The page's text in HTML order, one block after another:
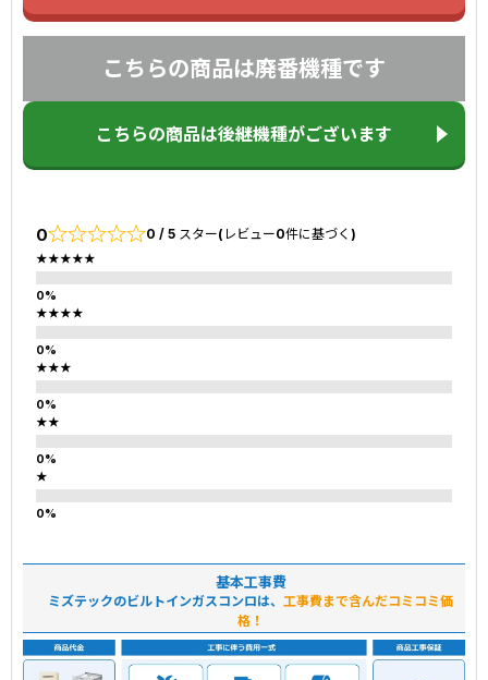
こちらの商品は廃番機種です
こちらの商品は後継機種がございます
0 0 / 5 スター(レビュー0件に基づく)
★★★★★
★★★★
★★★
★★
★
基本工事費
ミズテックのビルトインガスコンロは、 工事費まで含んだコミコミ価
格！